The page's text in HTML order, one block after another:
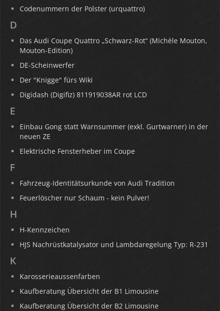
Codenummern der Polster (urquattro)
D
Das Audi Coupe Quattro „Schwarz-Rot“ (Michèle Mouton,
Mouton-Edition)
DE-Scheinwerfer
Der "Knigge" fürs Wiki
Digidash (Digifiz) 811919038AR rot LCD
E
Einbau Gong statt Warnsummer (exkl. Gurtwarner) in der
neuen ZE
Elektrische Fensterheber im Coupe
F
Fahrzeug-Identitätsurkunde von Audi Tradition
Feuerlöscher nur Schaum - kein Pulver!
H
H-Kennzeichen
HJS Nachrüstkatalysator und Lambdaregelung Typ: R-231
K
Karosserieaussenfarben
Kaufberatung Übersicht der B1 Limousine
Kaufberatung Übersicht der B2 Limousine